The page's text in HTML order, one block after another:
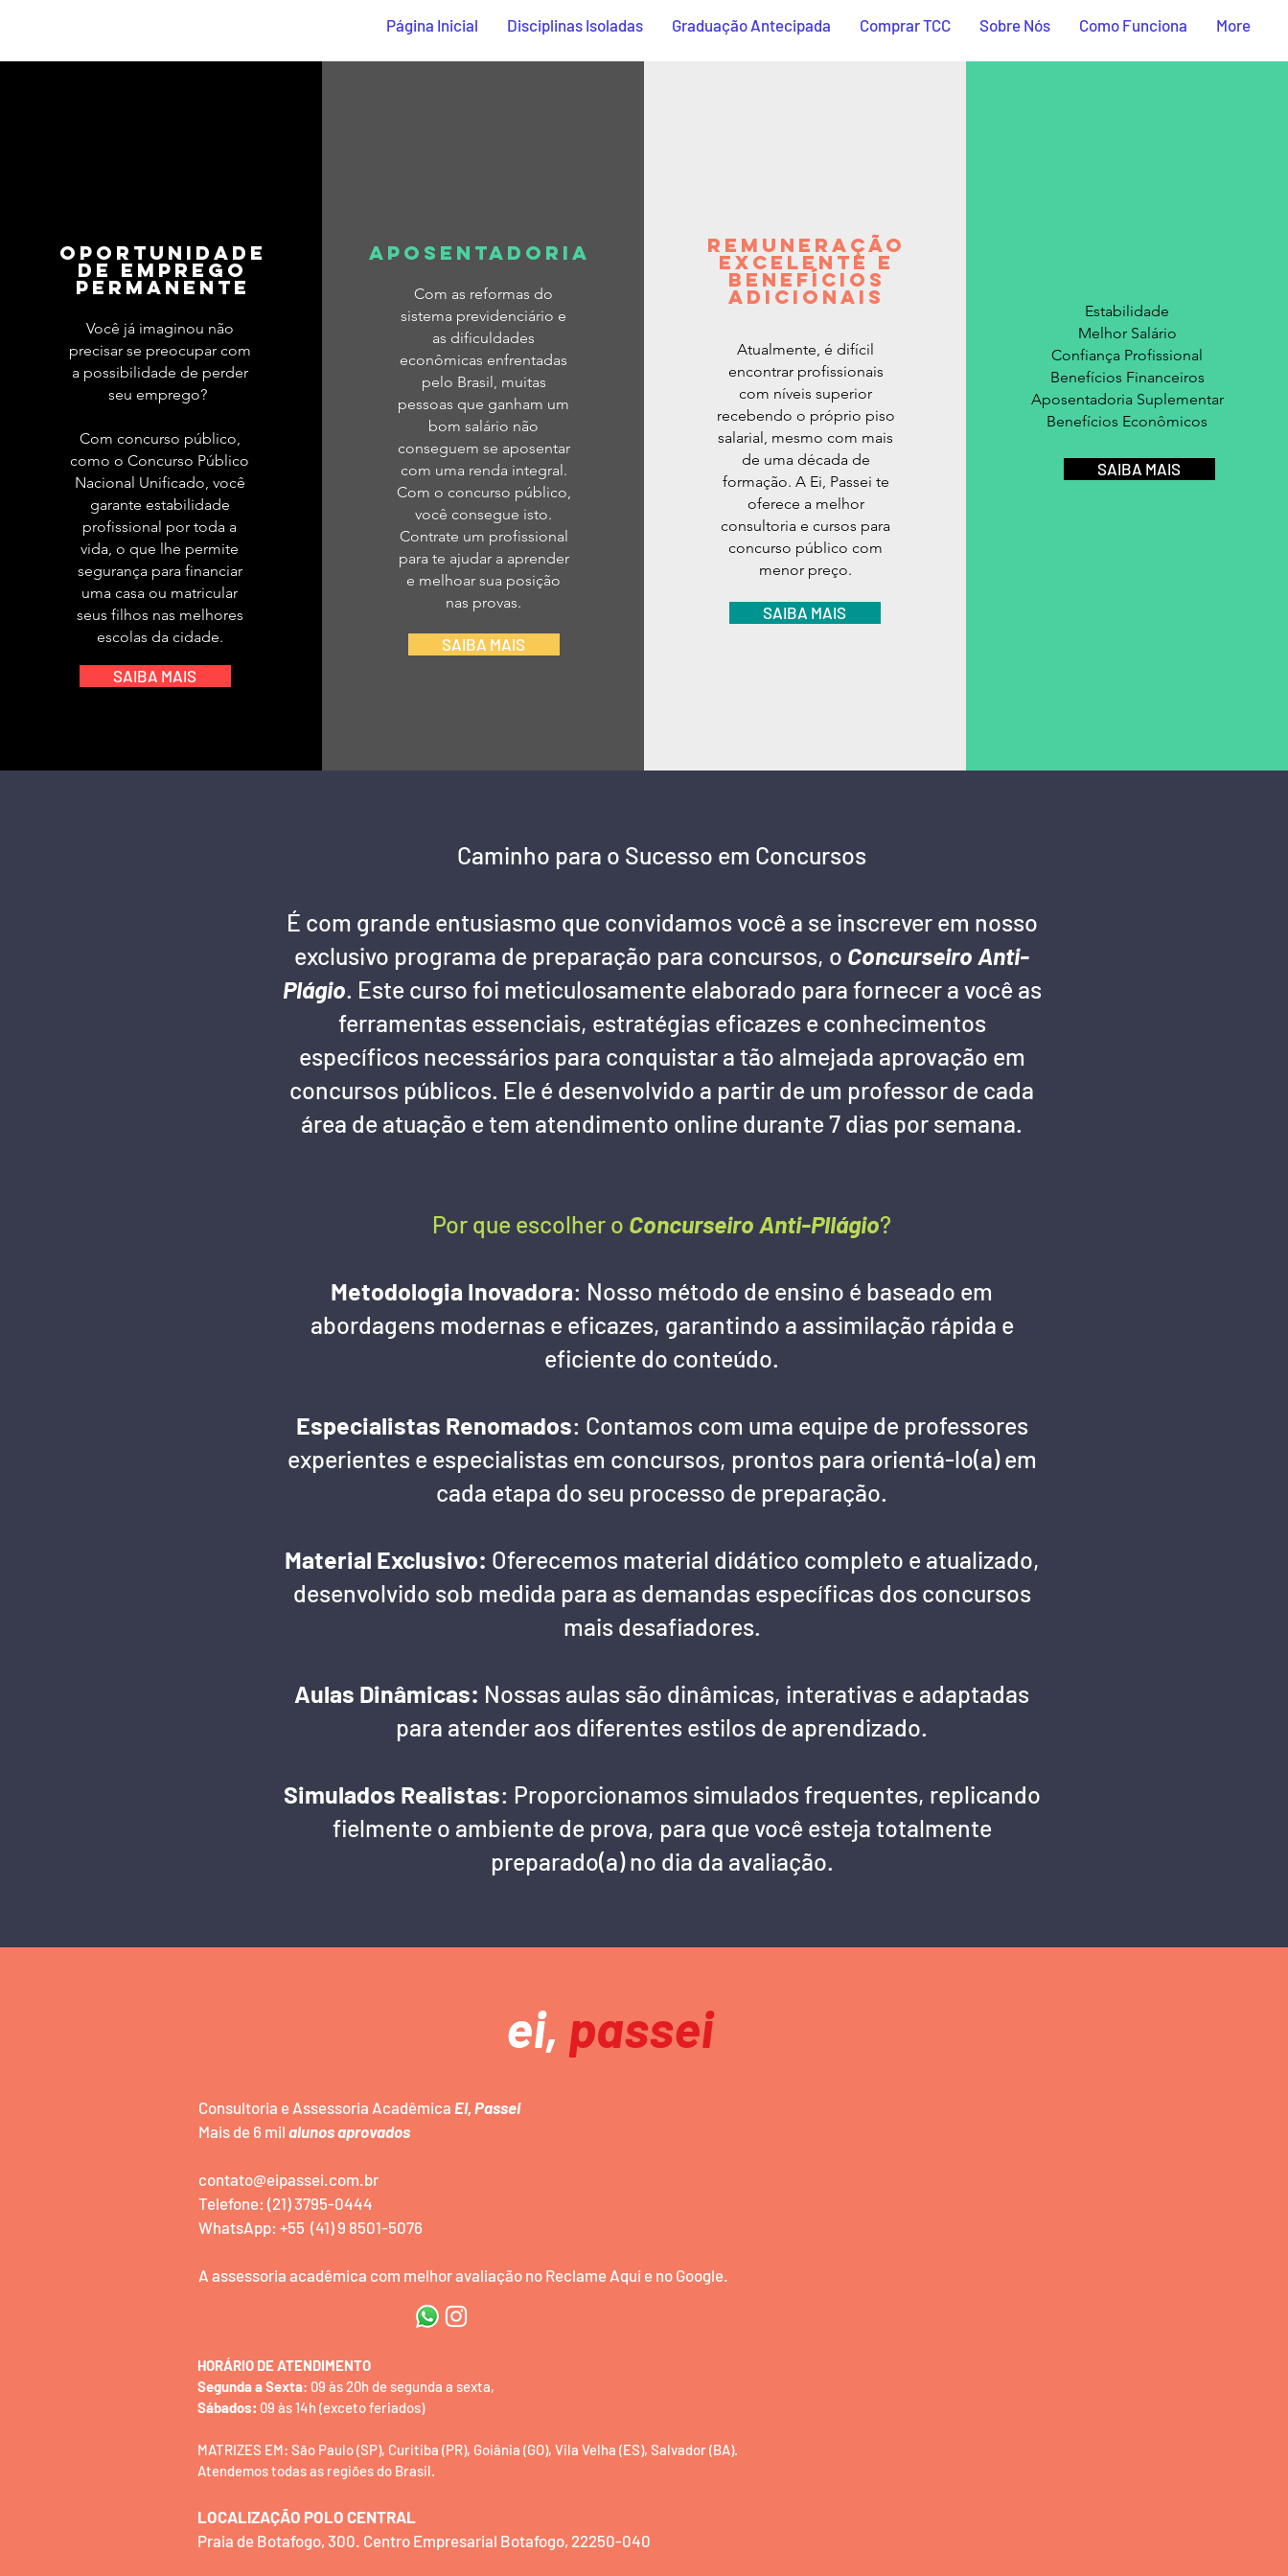
Página Inicial Disciplinas Isoladas Graduação Antecipada Comprar TCC Sobre Nós Como Funciona More
OPORTUNIDADE
DE EMPREGO
PERMANENTE
Você já imaginou não
precisar se preocupar com
a possibilidade de perder
seu emprego?
Com concurso público,
como o Concurso Público
Nacional Unificado, você
garante estabilidade
profissional por toda a
vida, o que lhe permite
segurança para financiar
uma casa ou matricular
seus filhos nas melhores
escolas da cidade.
SAIBA MAIS
APOSENTADORIA
Com as reformas do
sistema previdenciário e
as dificuldades
econômicas enfrentadas
pelo Brasil, muitas
pessoas que ganham um
bom salário não
conseguem se aposentar
com uma renda integral.
Com o concurso público,
você consegue isto.
Contrate um profissional
para te ajudar a aprender
e melhoar sua posição
nas provas.
SAIBA MAIS
REMUNERAÇÃO
EXCELENTE E
BENEFÍCIOS
ADICIONAIS
Atualmente, é difícil
encontrar profissionais
com níveis superior
recebendo o próprio piso
salarial, mesmo com mais
de uma década de
formação. A Ei, Passei te
oferece a melhor
consultoria e cursos para
concurso público com
menor preço.
SAIBA MAIS
Estabilidade
Melhor Salário
Confiança Profissional
Benefícios Financeiros
Aposentadoria Suplementar
Benefícios Econômicos
SAIBA MAIS
Caminho para o Sucesso em Concursos
É com grande entusiasmo que convidamos você a se inscrever em nosso
exclusivo programa de preparação para concursos, o Concurseiro Anti-
Plágio. Este curso foi meticulosamente elaborado para fornecer a você as
ferramentas essenciais, estratégias eficazes e conhecimentos
específicos necessários para conquistar a tão almejada aprovação em
concursos públicos. Ele é desenvolvido a partir de um professor de cada
área de atuação e tem atendimento online durante 7 dias por semana.
Por que escolher o Concurseiro Anti-Pllágio?
Metodologia Inovadora: Nosso método de ensino é baseado em
abordagens modernas e eficazes, garantindo a assimilação rápida e
eficiente do conteúdo.
Especialistas Renomados: Contamos com uma equipe de professores
experientes e especialistas em concursos, prontos para orientá-lo(a) em
cada etapa do seu processo de preparação.
Material Exclusivo: Oferecemos material didático completo e atualizado,
desenvolvido sob medida para as demandas específicas dos concursos
mais desafiadores.
Aulas Dinâmicas: Nossas aulas são dinâmicas, interativas e adaptadas
para atender aos diferentes estilos de aprendizado.
Simulados Realistas: Proporcionamos simulados frequentes, replicando
fielmente o ambiente de prova, para que você esteja totalmente
preparado(a) no dia da avaliação.
ei, passei
Consultoria e Assessoria Acadêmica Ei, Passei
Mais de 6 mil alunos aprovados
contato@eipassei.com.br
Telefone: (21) 3795-0444
WhatsApp: +55 (41) 9 8501-5076
A assessoria acadêmica com melhor avaliação no Reclame Aqui e no Google.
HORÁRIO DE ATENDIMENTO
Segunda a Sexta: 09 às 20h de segunda a sexta,
Sábados: 09 às 14h (exceto feriados)
MATRIZES EM: São Paulo (SP), Curitiba (PR), Goiânia (GO), Vila Velha (ES), Salvador (BA).
Atendemos todas as regiões do Brasil.
LOCALIZAÇÃO POLO CENTRAL
Praia de Botafogo, 300. Centro Empresarial Botafogo, 22250-040